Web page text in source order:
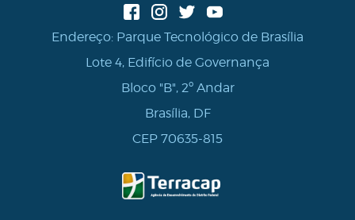
Endereço: Parque Tecnológico de Brasília
Lote 4, Edifício de Governança
Bloco "B", 2º Andar
Brasília, DF
CEP 70635-815